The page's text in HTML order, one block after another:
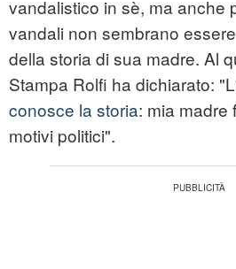
vandalistico in sè, ma anche
vandali non sembrano
della storia di sua madre. Al
Stampa Rolfi ha dichiarato:
conosce la storia: mia madre
motivi politici".